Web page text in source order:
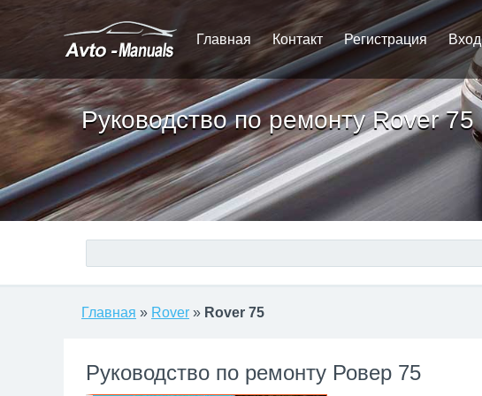
Главная Контакт Регистрация Вход
Руководство по ремонту Rover 75
Главная » Rover » Rover 75
Руководство по ремонту Ровер 75